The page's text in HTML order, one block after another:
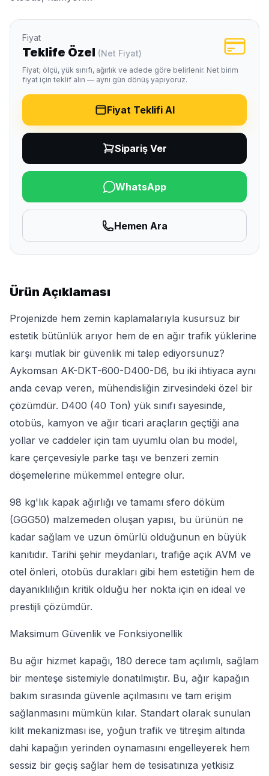
Fiyat
Teklife Özel (Net Fiyat)
Fiyat; ölçü, yük sınıfı, ağırlık ve adede göre belirlenir. Net birim
fiyat için teklif alın — aynı gün dönüş yapıyoruz.
Fiyat Teklifi Al
Sipariş Ver
WhatsApp
Hemen Ara
Ürün Açıklaması
Projenizde hem zemin kaplamalarıyla kusursuz bir
estetik bütünlük arıyor hem de en ağır trafik yüklerine
karşı mutlak bir güvenlik mi talep ediyorsunuz?
Aykomsan AK-DKT-600-D400-D6, bu iki ihtiyaca aynı
anda cevap veren, mühendisliğin zirvesindeki özel bir
çözümdür. D400 (40 Ton) yük sınıfı sayesinde,
otobüs, kamyon ve ağır ticari araçların geçtiği ana
yollar ve caddeler için tam uyumlu olan bu model,
kare çerçevesiyle parke taşı ve benzeri zemin
döşemelerine mükemmel entegre olur.
98 kg'lık kapak ağırlığı ve tamamı sfero döküm
(GGG50) malzemeden oluşan yapısı, bu ürünün ne
kadar sağlam ve uzun ömürlü olduğunun en büyük
kanıtıdır. Tarihi şehir meydanları, trafiğe açık AVM ve
otel önleri, otobüs durakları gibi hem estetiğin hem de
dayanıklılığın kritik olduğu her nokta için en ideal ve
prestijli çözümdür.
Maksimum Güvenlik ve Fonksiyonellik
Bu ağır hizmet kapağı, 180 derece tam açılımlı, sağlam
bir menteşe sistemiyle donatılmıştır. Bu, ağır kapağın
bakım sırasında güvenle açılmasını ve tam erişim
sağlanmasını mümkün kılar. Standart olarak sunulan
kilit mekanizması ise, yoğun trafik ve titreşim altında
dahi kapağın yerinden oynamasını engelleyerek hem
sessiz bir geçiş sağlar hem de tesisatınıza yetkisiz